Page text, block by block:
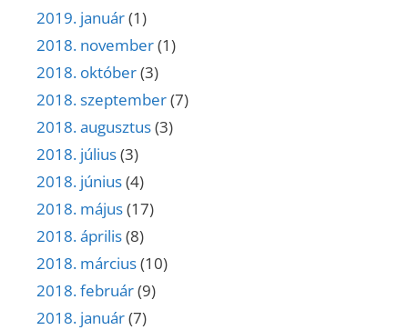
2019. január(1)
2018. november(1)
2018. október(3)
2018. szeptember(7)
2018. augusztus(3)
2018. július(3)
2018. június(4)
2018. május(17)
2018. április(8)
2018. március(10)
2018. február(9)
2018. január(7)